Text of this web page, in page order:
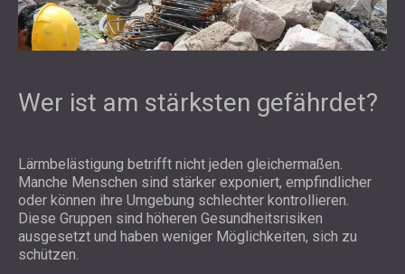
Wer ist am stärksten gefährdet?
Lärmbelästigung betrifft nicht jeden gleichermaßen.
Manche Menschen sind stärker exponiert, empfindlicher
oder können ihre Umgebung schlechter kontrollieren.
Diese Gruppen sind höheren Gesundheitsrisiken
ausgesetzt und haben weniger Möglichkeiten, sich zu
schützen.